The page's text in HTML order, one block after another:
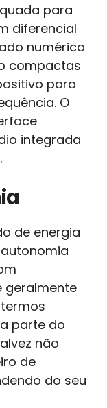
para
diferencial
numérico
compactas
para
O
integrada
de energia
geralmente
parte do
não
de
do seu